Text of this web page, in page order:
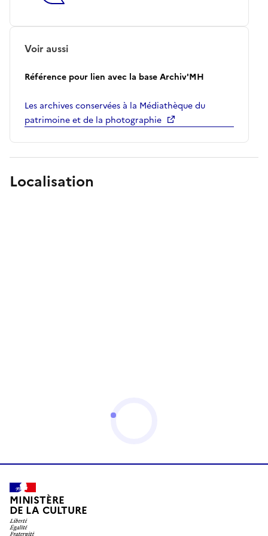
Voir aussi
Référence pour lien avec la base Archiv'MH
Les archives conservées à la Médiathèque du
patrimoine et de la photographie
Localisation
MINISTÈRE
DE LA CULTURE